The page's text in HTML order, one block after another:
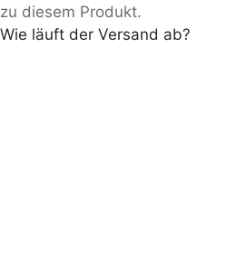
zu diesem Produkt.
Wie läuft der Versand ab?